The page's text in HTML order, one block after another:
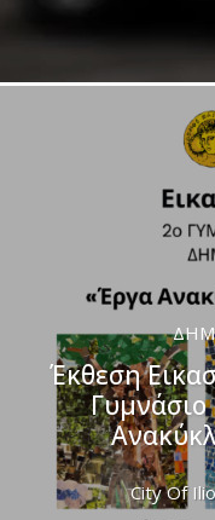
Έκθεση
City Of